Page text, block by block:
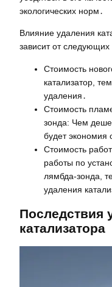
экологических норм․
Влияние удаления
зависит от следующих
Стоимость
катализатор,
удаления․
Стоимость
зонда: Чем
будет экономия
Стоимость
работы по
лямбда-зонда,
удаления
Последствия
катализатора